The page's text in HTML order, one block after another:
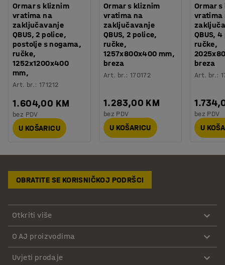
Ormar s kliznim
vratima na
zaključavanje
QBUS, 2 police,
postolje s nogama,
ručke,
1252x1200x400
mm,
Art. br.:171212
1.604,00 KM
bez PDV
U KOŠARICU
Ormar s kliznim
vratima na
zaključavanje
QBUS, 2 police,
ručke,
1257x800x400 mm,
breza
Art. br.: 170172
1.283,00 KM
bez PDV
U KOŠARICU
Ormar
vratima
QBUS,
ručke,
breza
Art. br.:
bez PDV
U
OBRATITE SE KORISNIČKOJ PODRŠCI
Otkriti više
O AJ proizvodima
Uvjeti prodaje